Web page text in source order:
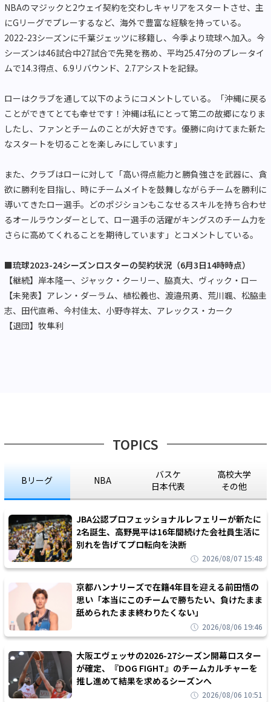
NBAのマジックと2ウェイ契約を交わしキャリアをスタートさせ、主
にGリーグでプレーするなど、海外で豊富な経験を持っている。
2022-23シーズンに千葉ジェッツに移籍し、今季より琉球へ加入。今
シーズンは46試合中27試合で先発を務め、平均25.47分のプレータイ
ムで14.3得点、6.9リバウンド、2.7アシストを記録。
ローはクラブを通して以下のようにコメントしている。「沖縄に戻る
ことができてとても幸せです！沖縄は私にとって第二の故郷になりま
したし、ファンとチームのことが大好きです。優勝に向けてまた新た
なスタートを切ることを楽しみにしています」
また、クラブはローに対して「高い得点能力と勝負強さを武器に、貪
欲に勝利を目指し、時にチームメイトを鼓舞しながらチームを勝利に
導いてきたロー選手。どのポジションもこなせるスキルを持ち合わせ
るオールラウンダーとして、ロー選手の活躍がキングスのチーム力を
さらに高めてくれることを期待しています」とコメントしている。
■琉球2023-24シーズンロスターの契約状況（6月3日14時時点）
【継続】岸本隆一、ジャック・クーリー、脇真大、ヴィック・ロー
【未発表】アレン・ダーラム、植松義也、渡邉飛勇、荒川颯、松脇圭
志、田代直希、今村佳太、小野寺祥太、アレックス・カーク
【退団】牧隼利
TOPICS
Bリーグ NBA
バスケ
日本代表
高校大学
その他
JBA公認プロフェッショナルレフェリーが新たに
2名誕生、高野晃平は16年間続けた会社員生活に
別れを告げてプロ転向を決断
2026/08/07 15:48
京都ハンナリーズで在籍4年目を迎える前田悟の
思い「本当にこのチームで勝ちたい、負けたまま
舐められたまま終わりたくない」
2026/08/06 19:46
大阪エヴェッサの2026-27シーズン開幕ロスター
が確定、『DOG FIGHT』のチームカルチャーを
推し進めて結果を求めるシーズンへ
2026/08/06 10:51